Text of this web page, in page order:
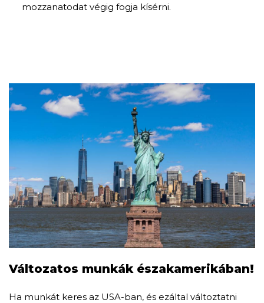
mozzanatodat végig fogja kísérni.
Változatos munkák északamerikában!
Ha munkát keres az USA-ban, és ezáltal változtatni